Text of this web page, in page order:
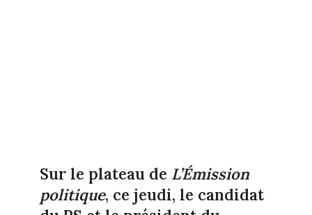
Sur le plateau de L’Émission
politique, ce jeudi, le candidat